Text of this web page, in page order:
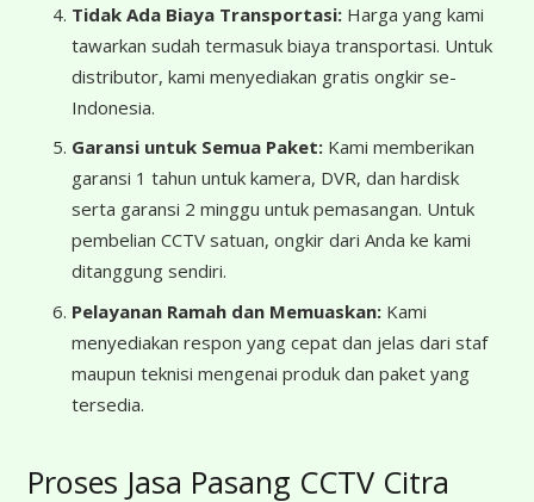
Tidak Ada Biaya Transportasi: Harga yang kami
tawarkan sudah termasuk biaya transportasi. Untuk
distributor, kami menyediakan gratis ongkir se-
Indonesia.
Garansi untuk Semua Paket: Kami memberikan
garansi 1 tahun untuk kamera, DVR, dan hardisk
serta garansi 2 minggu untuk pemasangan. Untuk
pembelian CCTV satuan, ongkir dari Anda ke kami
ditanggung sendiri.
Pelayanan Ramah dan Memuaskan: Kami
menyediakan respon yang cepat dan jelas dari staf
maupun teknisi mengenai produk dan paket yang
tersedia.
Proses Jasa Pasang CCTV Citra